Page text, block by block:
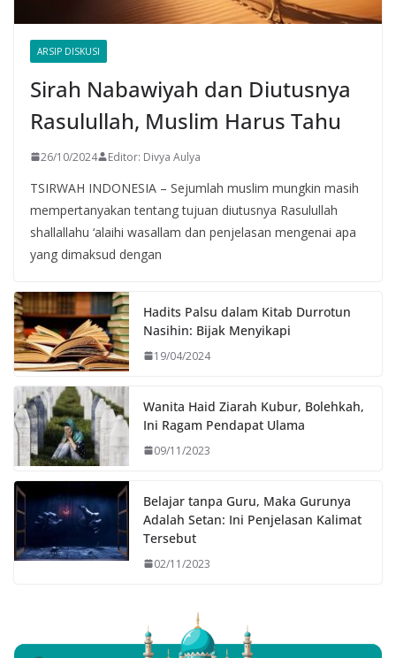
ARSIP DISKUSI
Sirah Nabawiyah dan Diutusnya
Rasulullah, Muslim Harus Tahu
26/10/2024 Editor: Divya Aulya
TSIRWAH INDONESIA – Sejumlah muslim mungkin masih
mempertanyakan tentang tujuan diutusnya Rasulullah
shallallahu ‘alaihi wasallam dan penjelasan mengenai apa
yang dimaksud dengan
Hadits Palsu dalam Kitab Durrotun
Nasihin: Bijak Menyikapi
19/04/2024
Wanita Haid Ziarah Kubur, Bolehkah,
Ini Ragam Pendapat Ulama
09/11/2023
Belajar tanpa Guru, Maka Gurunya
Adalah Setan: Ini Penjelasan Kalimat
Tersebut
02/11/2023